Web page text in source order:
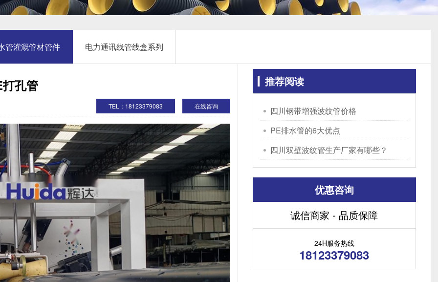
管灌溉管材管件 电力通讯线管线盒系列
孔管
在线咨询
TEL：18123379083
推荐阅读
四川钢带增强波纹管价格
PE排水管的6大优点
四川双壁波纹管生产厂家有哪些？
优惠咨询
诚信商家 - 品质保障
24H服务热线
18123379083